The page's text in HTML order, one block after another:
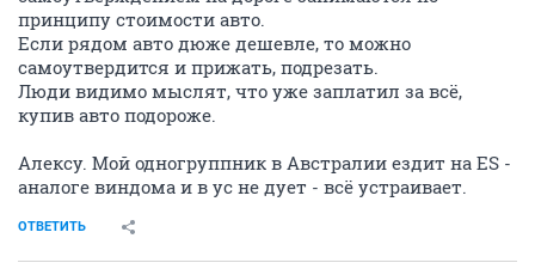
принципу стоимости авто.
Если рядом авто дюже дешевле, то можно
самоутвердится и прижать, подрезать.
Люди видимо мыслят, что уже заплатил за всё,
купив авто подороже.
Алексу. Мой одногруппник в Австралии ездит на ES -
аналоге виндома и в ус не дует - всё устраивает.
ОТВЕТИТЬ